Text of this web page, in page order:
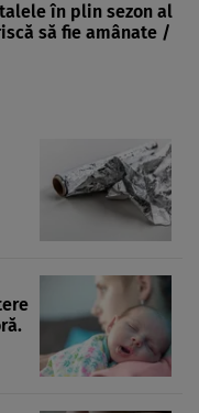
în plin sezon al
să fie amânate /